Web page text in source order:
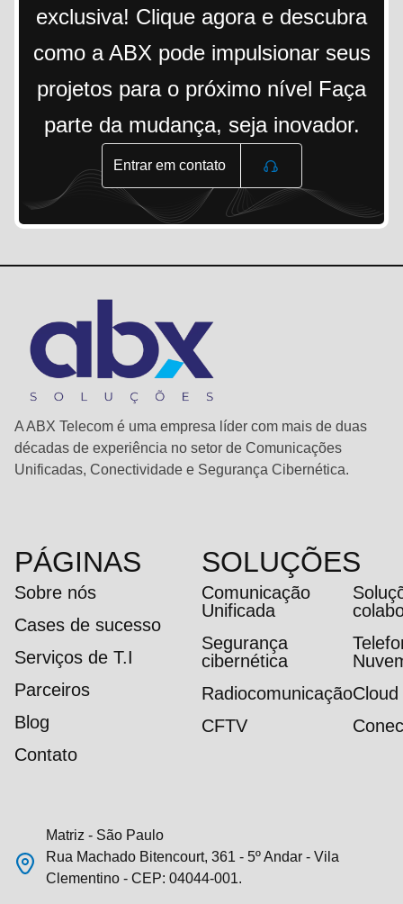
exclusiva! Clique agora e descubra
como a ABX pode impulsionar seus
projetos para o próximo nível Faça
parte da mudança, seja inovador.
Entrar em contato
A ABX Telecom é uma empresa líder com mais de duas
décadas de experiência no setor de Comunicações
Unificadas, Conectividade e Segurança Cibernética.
PÁGINAS
Sobre nós
Cases de sucesso
Serviços de T.I
Parceiros
Blog
Contato
SOLUÇÕES
Comunicação
Unificada
Segurança
cibernética
RadiocomunicaçãoCloud
CFTV
Matriz - São Paulo
Rua Machado Bitencourt, 361 - 5º Andar - Vila
Clementino - CEP: 04044-001.